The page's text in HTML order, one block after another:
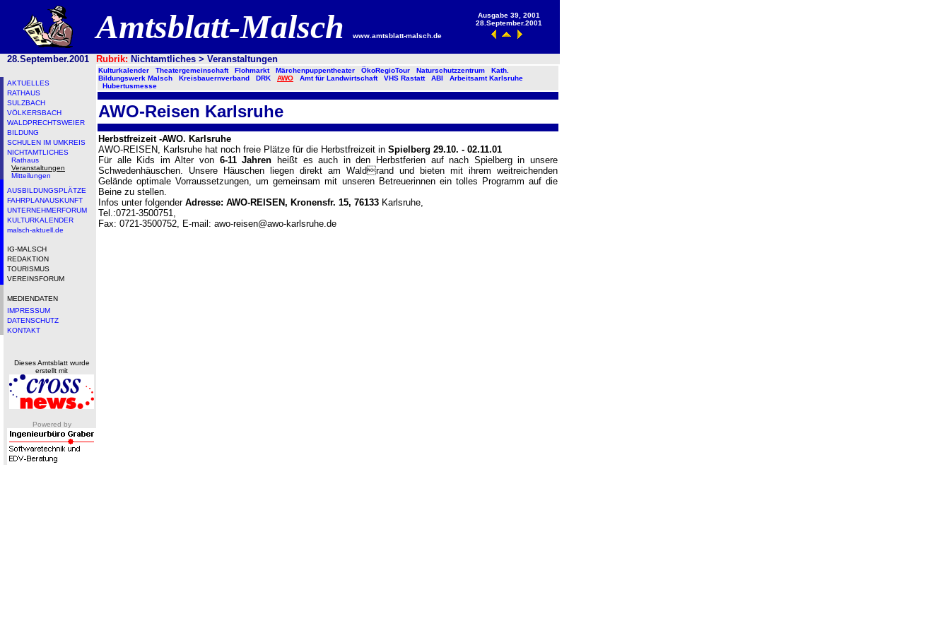
Amtsblatt-Malsch www.amtsblatt-malsch.de
Ausgabe 39, 2001
28.September.2001
28.September.2001 Rubrik: Nichtamtliches > Veranstaltungen
AKTUELLES
RATHAUS
SULZBACH
VÖLKERSBACH
WALDPRECHTSWEIER
BILDUNG
SCHULEN IM UMKREIS
NICHTAMTLICHES
Rathaus
Veranstaltungen
Mitteilungen
AUSBILDUNGSPLÄTZE
FAHRPLANAUSKUNFT
UNTERNEHMERFORUM
KULTURKALENDER
malsch-aktuell.de
IG-MALSCH
REDAKTION
TOURISMUS
VEREINSFORUM
MEDIENDATEN
IMPRESSUM
DATENSCHUTZ
KONTAKT
Dieses Amtsblatt wurde
erstellt mit
Powered by
Kulturkalender Theatergemeinschaft Flohmarkt Märchenpuppentheater ÖkoRegioTour Naturschutzzentrum
Kath.
Bildungswerk Malsch
Kreisbauernverband DRK AWO Amt für Landwirtschaft VHS Rastatt ABI
Arbeitsamt Karlsruhe
Hubertusmesse
AWO-Reisen Karlsruhe
Herbstfreizeit -AWO. Karlsruhe
AWO-REISEN, Karlsruhe hat noch freie Plätze für die Herbstfreizeit in Spielberg 29.10. - 02.11.01
Für alle Kids im Alter von 6-11 Jahren heißt es auch in den Herbstferien auf nach Spielberg in unsere
Schwedenhäuschen. Unsere Häuschen liegen direkt am Waldrand und bieten mit ihrem weitreichenden
Gelände optimale Vorraussetzungen, um gemeinsam mit unseren Betreuerinnen ein tolles Programm auf die
Beine zu stellen.
Infos unter folgenderAdresse: AWO-REISEN, Kronensfr. 15, 76133 Karlsruhe,
Tel.:0721-3500751,
Fax: 0721-3500752, E-mail: awo-reisen@awo-karlsruhe.de